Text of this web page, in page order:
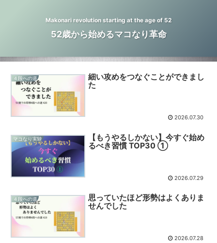
Makonari revolution starting at the age of 52
52歳から始めるマコなり革命
４段への道
細い攻めをつなぐことができまし
た
2026.07.30
マコなり実験
【もうやるしかない】今すぐ始め
るべき習慣 TOP30 ①
2026.07.29
４段への道
思っていたほど形勢はよくありま
せんでした
2026.07.28